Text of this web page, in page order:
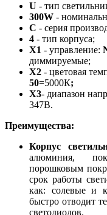
U - тип
300W -
С - серия
4 - тип корпуса;
Х1 - управление:
диммируемые;
Х2 - цветовая
50=5000К;
Х3- диапазон
347В.
Преимущества:
Корпус
алюминия,
порошковым
срок работы
как: солевые и
быстро отводит
светодиодов.